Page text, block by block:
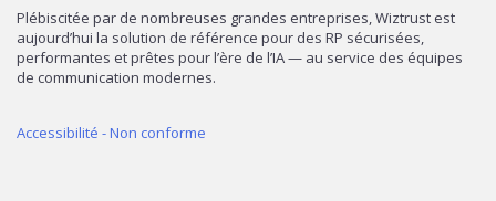
Plébiscitée par de nombreuses grandes entreprises, Wiztrust est
aujourd’hui la solution de référence pour des RP sécurisées,
performantes et prêtes pour l’ère de l’IA — au service des équipes
de communication modernes.
Accessibilité - Non conforme